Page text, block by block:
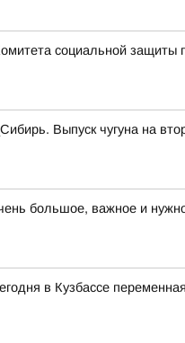
социальной защиты
Выпуск чугуна на
большое, важное и
в Кузбассе